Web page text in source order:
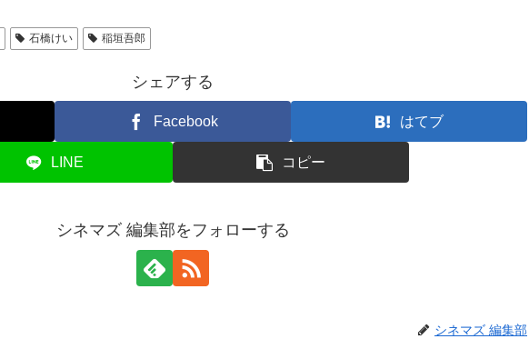
石橋けい 稲垣吾郎
シェアする
Facebook はてブ
LINE コピー
シネマズ 編集部をフォローする
シネマズ 編集部